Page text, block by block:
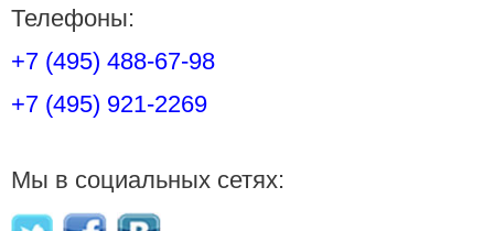
Телефоны:
+7 (495) 488-67-98
+7 (495) 921-2269
Мы в социальных сетях: